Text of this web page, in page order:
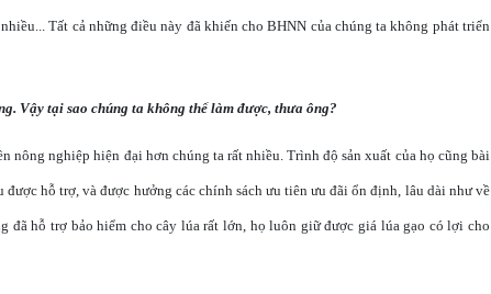
Tất cả những điều này đã khiến cho BHNN của chúng ta không phát triển
Vậy tại sao chúng ta không thể làm được, thưa ông?
nông nghiệp hiện đại hơn chúng ta rất nhiều. Trình độ sản xuất của họ cũng bài
được hỗ trợ, và được hưởng các chính sách ưu tiên ưu đãi ổn định, lâu dài như về
đã hỗ trợ bảo hiểm cho cây lúa rất lớn, họ luôn giữ được giá lúa gạo có lợi cho